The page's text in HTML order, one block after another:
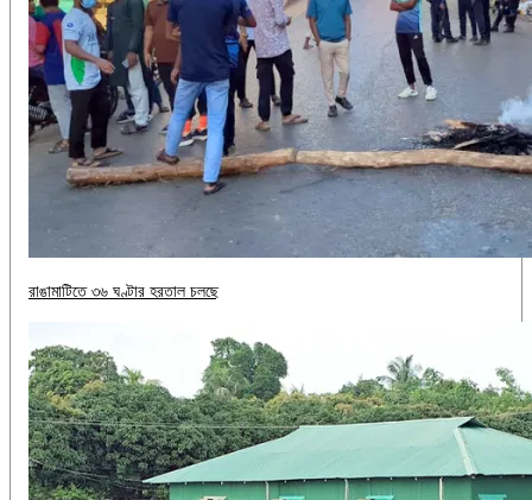
রাঙামাটিতে ৩৬ ঘণ্টার হরতাল চলছে